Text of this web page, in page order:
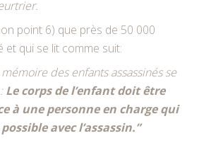
point 6) que près de 50 000
qui se lit comme suit:
des enfants assassinés se
Le corps de l’enfant doit être
à une personne en charge qui
avec l’assassin.”